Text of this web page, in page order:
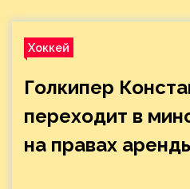
Хоккей
Голкипер
переходит в
на правах